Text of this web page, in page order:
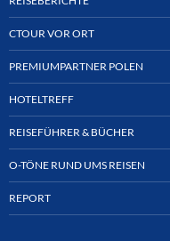
CTOUR VOR ORT
PREMIUMPARTNER POLEN
HOTELTREFF
REISEFÜHRER & BÜCHER
O-TÖNE RUND UMS REISEN
REPORT